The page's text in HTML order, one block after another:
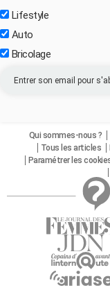
Lifestyle
Auto
Bricolage
Qui sommes-nous ?
Tous les articles
Paramétrer les